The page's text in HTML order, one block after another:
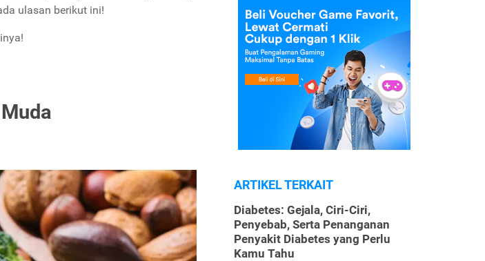
ulasan berikut ini!
ARTIKEL TERKAIT
Diabetes: Gejala, Ciri-Ciri,
Penyebab, Serta Penanganan
Penyakit Diabetes yang Perlu
Kamu Tahu